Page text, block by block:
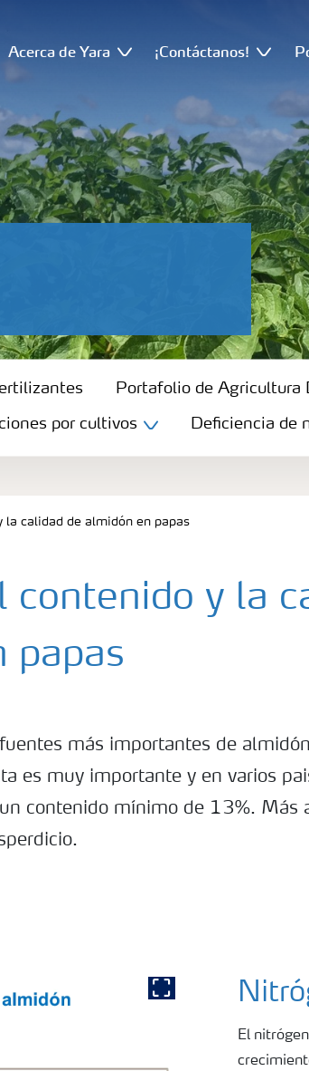
Acerca de Yara ¡Contáctanos!
Portafolio de Agricultura
por cultivos Deficiencia de
la calidad de almidón en papas
contenido y la
papas
más importantes de
es muy importante y en varios
contenido mínimo de 13%. Más
Show full image
El